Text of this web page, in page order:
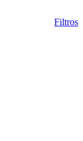
Filtros